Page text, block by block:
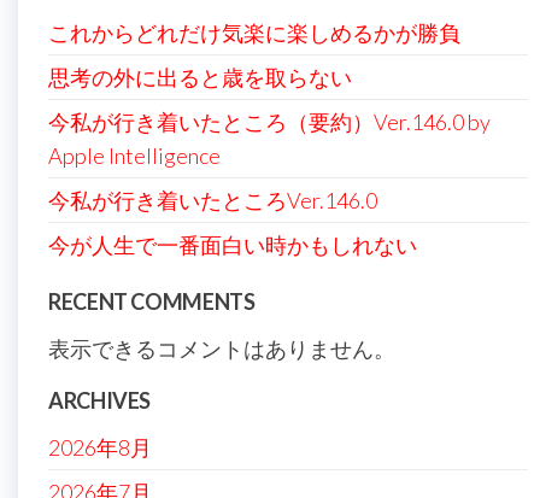
これからどれだけ気楽に楽しめるかが勝負
思考の外に出ると歳を取らない
今私が行き着いたところ（要約）Ver.146.0 by
Apple Intelligence
今私が行き着いたところVer.146.0
今が人生で一番面白い時かもしれない
RECENT COMMENTS
表示できるコメントはありません。
ARCHIVES
2026年8月
2026年7月